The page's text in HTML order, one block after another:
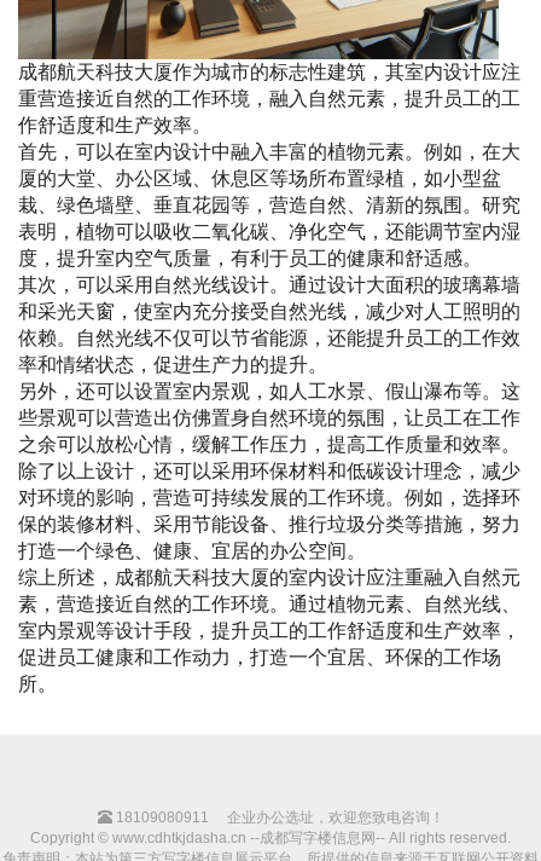
成都航天科技大厦作为城市的标志性建筑，其室内设计应注
重营造接近自然的工作环境，融入自然元素，提升员工的工
作舒适度和生产效率。
首先，可以在室内设计中融入丰富的植物元素。例如，在大
厦的大堂、办公区域、休息区等场所布置绿植，如小型盆
栽、绿色墙壁、垂直花园等，营造自然、清新的氛围。研究
表明，植物可以吸收二氧化碳、净化空气，还能调节室内湿
度，提升室内空气质量，有利于员工的健康和舒适感。
其次，可以采用自然光线设计。通过设计大面积的玻璃幕墙
和采光天窗，使室内充分接受自然光线，减少对人工照明的
依赖。自然光线不仅可以节省能源，还能提升员工的工作效
率和情绪状态，促进生产力的提升。
另外，还可以设置室内景观，如人工水景、假山瀑布等。这
些景观可以营造出仿佛置身自然环境的氛围，让员工在工作
之余可以放松心情，缓解工作压力，提高工作质量和效率。
除了以上设计，还可以采用环保材料和低碳设计理念，减少
对环境的影响，营造可持续发展的工作环境。例如，选择环
保的装修材料、采用节能设备、推行垃圾分类等措施，努力
打造一个绿色、健康、宜居的办公空间。
综上所述，成都航天科技大厦的室内设计应注重融入自然元
素，营造接近自然的工作环境。通过植物元素、自然光线、
室内景观等设计手段，提升员工的工作舒适度和生产效率，
促进员工健康和工作动力，打造一个宜居、环保的工作场
所。
18109080911
企业办公选址，欢迎您致电咨询！
Copyright © www.cdhtkjdasha.cn --成都写字楼信息网-- All rights reserved.